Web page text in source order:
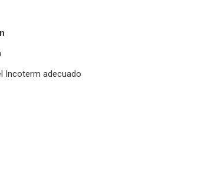
Incoterm adecuado